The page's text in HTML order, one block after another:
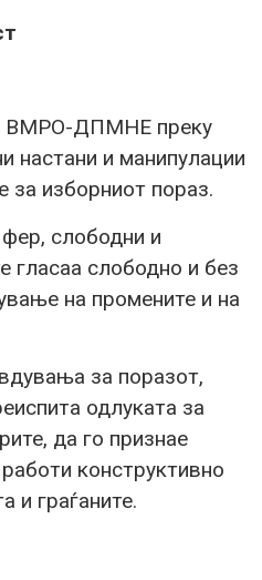
ВМРО-ДПМНЕ преку
настани и манипулации
за изборниот пораз.
слободни и
гласаа слободно и без
на промените и на
за поразот,
одлуката за
да го признае
конструктивно
и граѓаните.